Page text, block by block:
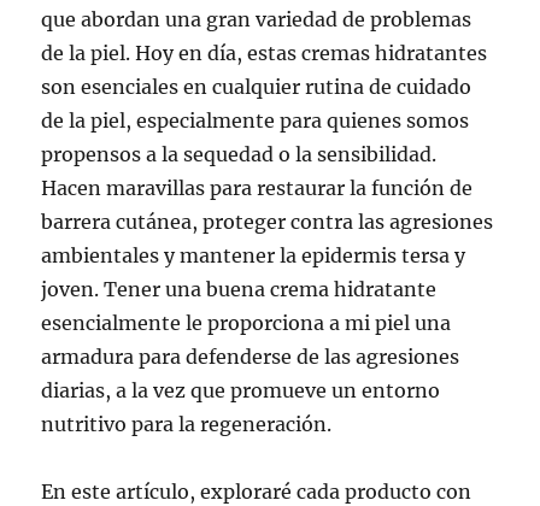
que abordan una gran variedad de problemas
de la piel. Hoy en día, estas cremas hidratantes
son esenciales en cualquier rutina de cuidado
de la piel, especialmente para quienes somos
propensos a la sequedad o la sensibilidad.
Hacen maravillas para restaurar la función de
barrera cutánea, proteger contra las agresiones
ambientales y mantener la epidermis tersa y
joven. Tener una buena crema hidratante
esencialmente le proporciona a mi piel una
armadura para defenderse de las agresiones
diarias, a la vez que promueve un entorno
nutritivo para la regeneración.
En este artículo, exploraré cada producto con